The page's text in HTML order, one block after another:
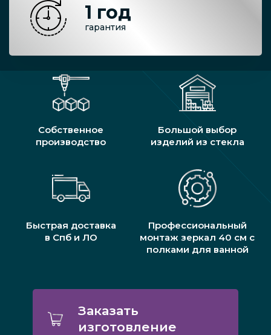
1 год
гарантия
Собственное
производство
Большой выбор
изделий из стекла
Быстрая доставка
в Спб и ЛО
Профессиональный
монтаж зеркал 40 см с
полками для ванной
Заказать
изготовление